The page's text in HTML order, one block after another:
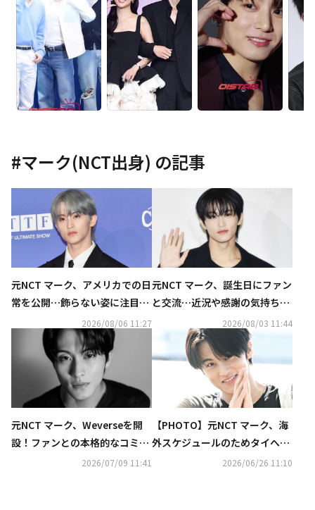
#マーク(NCT出身) の記事
元NCT マーク、アメリカでの日
常を公開…飾らない姿に注目集
まる「ありのままの姿を見せた
い」（動画あり）
2026/08/06 11:27
元NCT マーク、誕生日にファン
と交流…近況や感謝の気持ちを
明らかに「すごく会いたかっ
た」
2026/08/03 11:44
元NCT マーク、Weverseを開
設！ファンとの本格的なコミュ
ニケーションを予告2026/07/09 11:41
【PHOTO】元NCT マーク、海
外スケジュールのためタイへ出
2026/06/26 11:10